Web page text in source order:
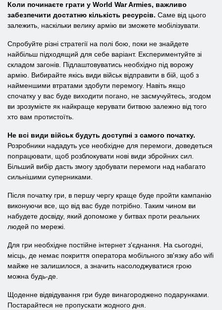
Коли починаєте грати у World War Armies, важливо
забезпечити достатню кількість ресурсів. Саме від цього
залежить, наскільки велику армію ви зможете мобілізувати.
Спробуйте різні стратегії на полі бою, поки не знайдете
найбільш підходящий для себе варіант. Експериментуйте зі
складом загонів. Підлаштовуватись необхідно під ворожу
армію. Вибирайте якісь види військ відправити в бій, щоб з
найменшими втратами здобути перемогу. Навіть якщо
спочатку у вас буде виходити погано, не засмучуйтесь, згодом
ви зрозумієте як найкраще керувати битвою залежно від того
хто вам протистоїть.
Не всі види військ будуть доступні з самого початку.
Розробники нададуть усе необхідне для перемоги, доведеться
попрацювати, щоб розблокувати нові види збройних сил.
Більший вибір дасть змогу здобувати перемоги над набагато
сильнішими суперниками.
Після початку гри, в першу чергу краще буде пройти кампанію
виконуючи все, що від вас буде потрібно. Таким чином ви
набудете досвіду, який допоможе у битвах проти реальних
людей по мережі.
Для гри необхідне постійне інтернет з'єднання. На сьогодні,
місць, де немає покриття оператора мобільного зв'язку або wifi
майже не залишилося, а значить насолоджуватися грою
можна будь-де.
Щоденне відвідування гри буде винагороджено подарунками.
Постарайтеся не пропускати жодного дня.